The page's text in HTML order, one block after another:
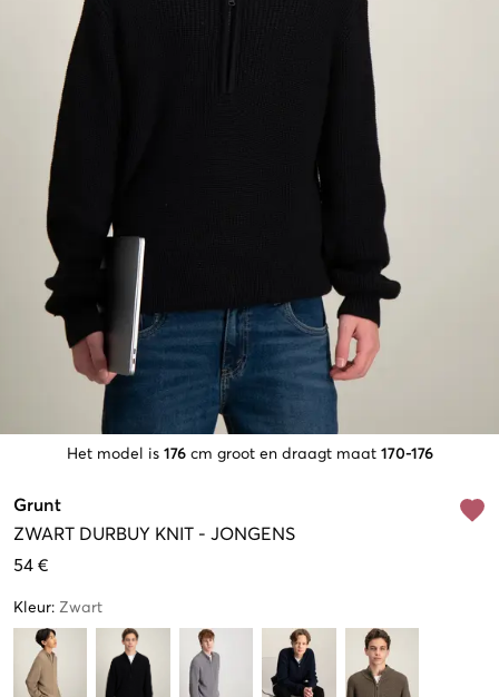
Het model is 176 cm groot en draagt maat 170-176
Grunt
ZWART DURBUY KNIT - JONGENS
54 €
Kleur: Zwart